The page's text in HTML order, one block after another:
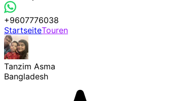
+9607776038
StartseiteTouren
Tanzim Asma
Bangladesh